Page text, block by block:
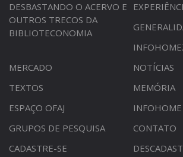
DESBASTANDO O ACERVO E
OUTROS TRECOS DA
BIBLIOTECONOMIA
MERCADO
NOTÍCIAS
TEXTOS
MEMÓRIA
ESPAÇO OFAJ
GRUPOS DE PESQUISA
CONTATO
CADASTRE-SE